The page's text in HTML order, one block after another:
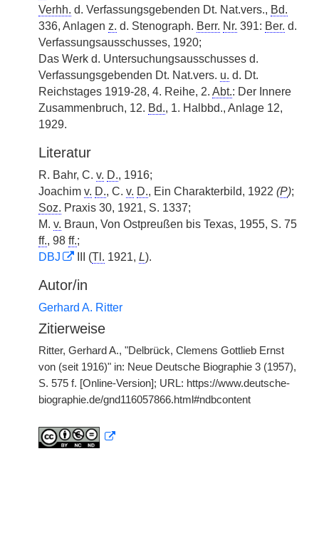
Verhh. d. Verfassungsgebenden Dt. Nat.vers., Bd.
336, Anlagen z. d. Stenograph. Berr. Nr. 391: Ber. d.
Verfassungsausschusses, 1920;
Das Werk d. Untersuchungsausschusses d.
Verfassungsgebenden Dt. Nat.vers. u. d. Dt.
Reichstages 1919-28, 4. Reihe, 2. Abt.: Der Innere
Zusammenbruch, 12. Bd., 1. Halbbd., Anlage 12,
1929.
Literatur
R. Bahr, C. v. D., 1916;
Joachim v. D., C. v. D., Ein Charakterbild, 1922 (P);
Soz. Praxis 30, 1921, S. 1337;
M. v. Braun, Von Ostpreußen bis Texas, 1955, S. 75
ff., 98 ff.;
DBJ
III (Tl. 1921, L).
Autor/in
Gerhard A. Ritter
Zitierweise
Ritter, Gerhard A., "Delbrück, Clemens Gottlieb Ernst
von (seit 1916)" in: Neue Deutsche Biographie 3 (1957),
S. 575 f. [Online-Version]; URL: https://www.deutsche-
biographie.de/gnd116057866.html#ndbcontent